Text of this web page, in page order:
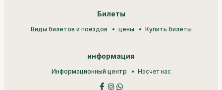
Билеты
Виды билетов и поездов цены Купить билеты
информация
Информационный центр Насчет нас